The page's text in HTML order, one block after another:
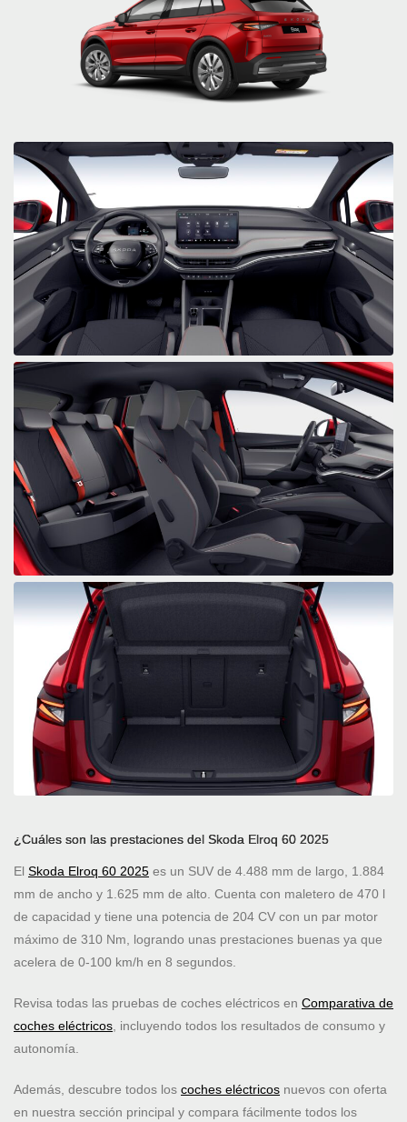
¿Cuáles son las prestaciones del Skoda Elroq 60 2025
El Skoda Elroq 60 2025 es un SUV de 4.488 mm de largo, 1.884
mm de ancho y 1.625 mm de alto. Cuenta con maletero de 470 l
de capacidad y tiene una potencia de 204 CV con un par motor
máximo de 310 Nm, logrando unas prestaciones buenas ya que
acelera de 0-100 km/h en 8 segundos.
Revisa todas las pruebas de coches eléctricos en Comparativa de
coches eléctricos , incluyendo todos los resultados de consumo y
autonomía.
Además, descubre todos los coches eléctricos nuevos con oferta
en nuestra sección principal y compara fácilmente todos los